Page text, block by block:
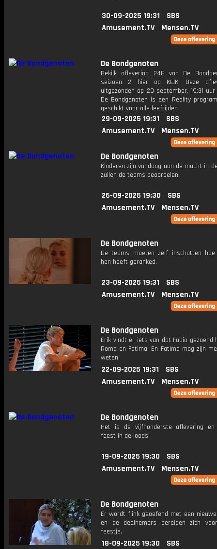
30-09-2025 19:31
SBS
Amusement.TV
Mensen.TV
De Bondgenoten
Bekijk aflevering 246 van De
seizoen 2 hier op KIJK. Deze
uitgezonden op 29 september, 19:31
De Bondgenoten is een Reality
geschikt voor alle leeftijden
29-09-2025 19:31
SBS
Amusement.TV
Mensen.TV
De Bondgenoten
Kinderen zijn vandaag aan de macht in
zullen de teams beoordelen.
26-09-2025 19:30
SBS
Amusement.TV
Mensen.TV
De Bondgenoten
De teams moeten zelf inschatten
hen heeft geranked.
23-09-2025 19:31
SBS
Amusement.TV
Mensen.TV
De Bondgenoten
Erik vindt er iets van dat Fabio gezoend
Roma en Fatima. En Fatima mag zijn
weten.
22-09-2025 19:31
SBS
Amusement.TV
Mensen.TV
De Bondgenoten
Het is de vijfhonderste aflevering en
feest in de loods!
19-09-2025 19:30
SBS
Amusement.TV
Mensen.TV
De Bondgenoten
Er wordt flink geoefend met een
en de deelnemers bereiden zich
feestje.
18-09-2025 19:30 SBS